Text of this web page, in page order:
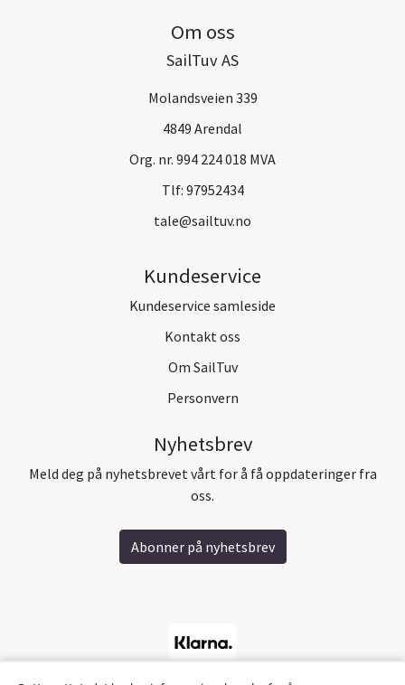
Om oss
SailTuv AS
Molandsveien 339
4849 Arendal
Org. nr. 994 224 018 MVA
Tlf: 97952434
tale@sailtuv.no
Kundeservice
Kundeservice samleside
Kontakt oss
Om SailTuv
Personvern
Nyhetsbrev
Meld deg på nyhetsbrevet vårt for å få oppdateringer fra
oss.
Abonner på nyhetsbrev